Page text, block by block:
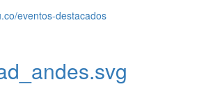
eventos-destacados